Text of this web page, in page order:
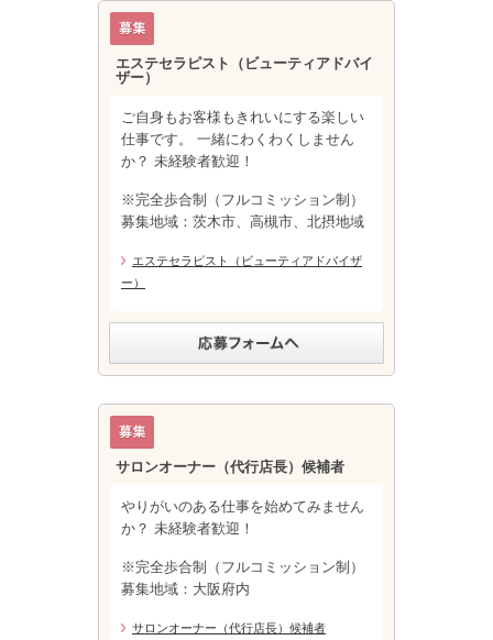
エステセラピスト（ビューティアドバイ
ザー）
ご自身もお客様もきれいにする楽しい
仕事です。 一緒にわくわくしません
か？ 未経験者歓迎！
※完全歩合制（フルコミッション制）
募集地域：茨木市、高槻市、北摂地域
エステセラピスト（ビューティアドバイザ
ー）
サロンオーナー（代行店長）候補者
やりがいのある仕事を始めてみません
か？ 未経験者歓迎！
※完全歩合制（フルコミッション制）
募集地域：大阪府内
サロンオーナー（代行店長）候補者